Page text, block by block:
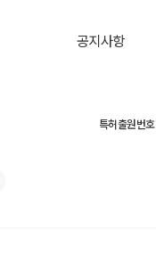
공지사항
특허출원번호